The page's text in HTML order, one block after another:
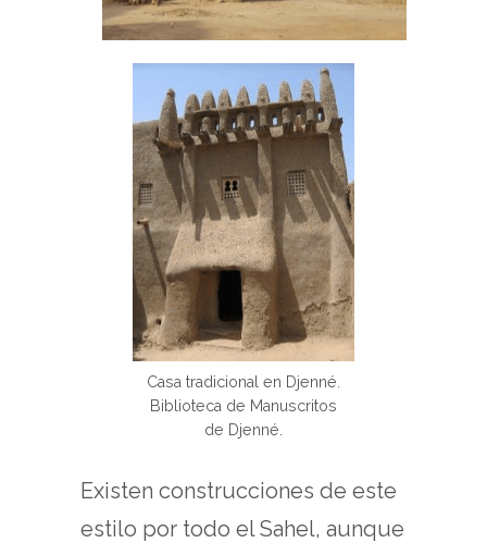
Casa tradicional en Djenné.
Biblioteca de Manuscritos
de Djenné.
Existen construcciones de este
estilo por todo el Sahel, aunque